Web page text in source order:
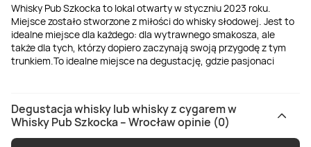
Whisky Pub Szkocka to lokal otwarty w styczniu 2023 roku.
Miejsce zostało stworzone z miłości do whisky słodowej. Jest to
idealne miejsce dla każdego: dla wytrawnego smakosza, ale
także dla tych, którzy dopiero zaczynają swoją przygodę z tym
trunkiem.To idealne miejsce na degustację, gdzie pasjonaci
Degustacja whisky lub whisky z cygarem w
Whisky Pub Szkocka – Wrocław opinie (0)